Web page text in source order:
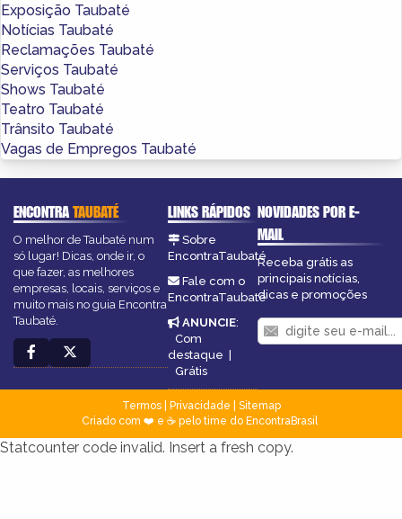
Exposição Taubaté
Notícias Taubaté
Reclamações Taubaté
Serviços Taubaté
Shows Taubaté
Teatro Taubaté
Trânsito Taubaté
Vagas de Empregos Taubaté
ENCONTRATAUBATÉ
O melhor de Taubaté num
só lugar! Dicas, onde ir, o
que fazer, as melhores
empresas, locais, serviços e
muito mais no guia Encontra
Taubaté.
LINKS RÁPIDOS
Sobre
EncontraTaubaté
Fale com o
EncontraTaubaté
ANUNCIE:
Com
destaque
Grátis
NOVIDADES POR E-
MAIL
Receba grátis as
principais notícias,
dicas e promoções
Termos| Privacidade
Sitemap
Criado com ❤️ e ☕ pelo time do EncontraBrasil
Statcounter code invalid. Insert a fresh copy.